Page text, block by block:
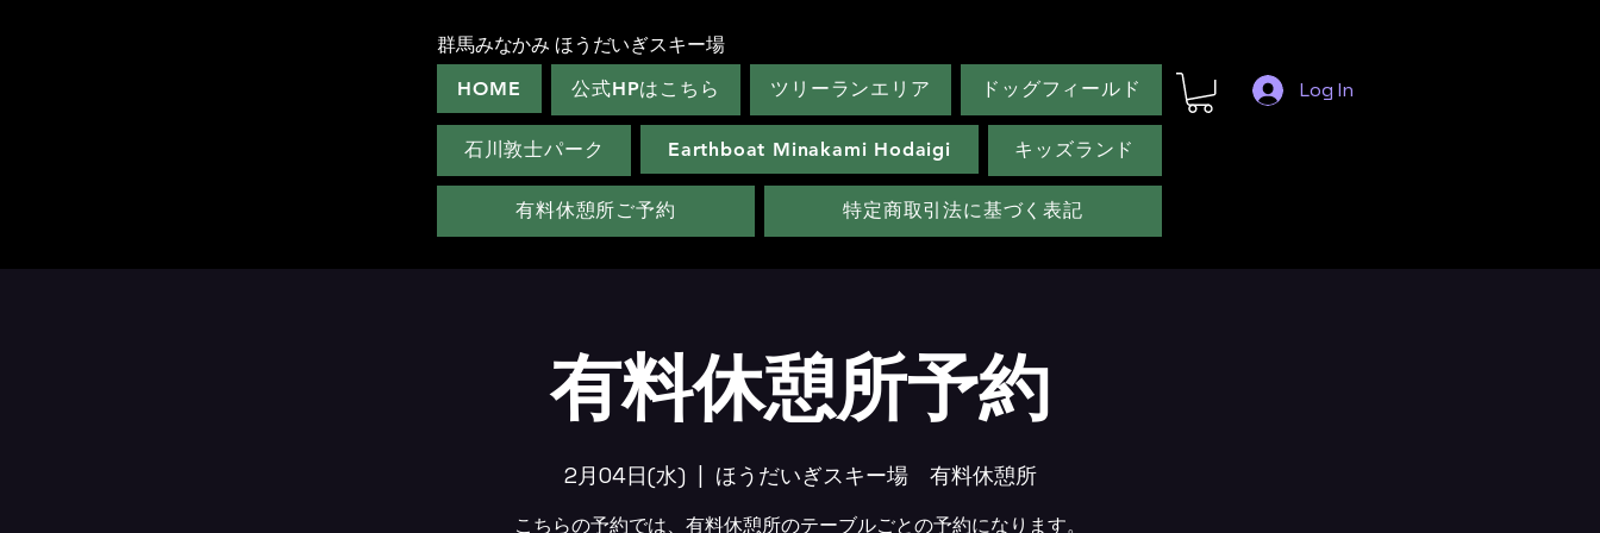
群馬みなかみ ほうだいぎスキー場
HOME 公式HPはこちら ツリーランエリア ドッグフィールド
石川敦士パーク Earthboat Minakami Hodaigi キッズランド
有料休憩所ご予約 特定商取引法に基づく表記
Log In
有料休憩所予約
2月04日(水)
  |
ほうだいぎスキー場 有料休憩所
こちらの予約では、有料休憩所のテーブルごとの予約になります。